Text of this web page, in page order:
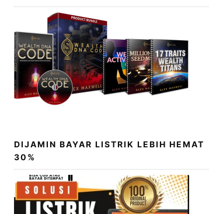
DIJAMIN BAYAR LISTRIK LEBIH HEMAT
30%